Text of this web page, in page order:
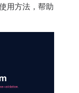
用方法，帮助